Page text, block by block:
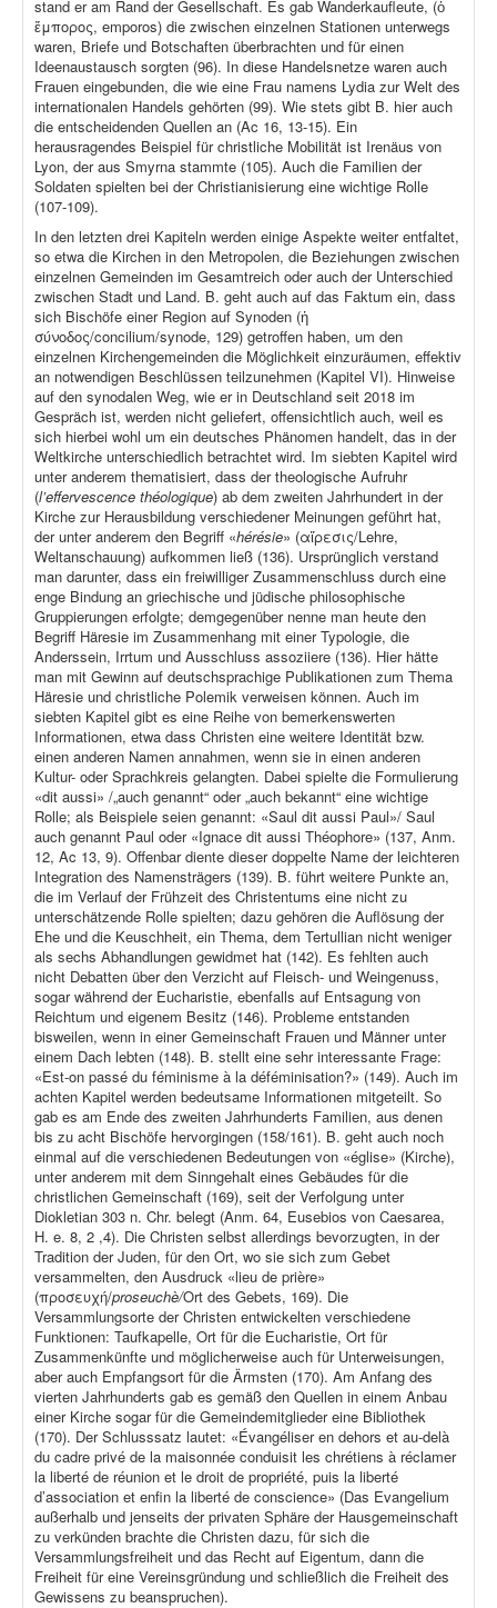
stand er am Rand der Gesellschaft. Es gab Wanderkaufleute, (ὁ
ἔμπορος, emporos) die zwischen einzelnen Stationen unterwegs
waren, Briefe und Botschaften überbrachten und für einen
Ideenaustausch sorgten (96). In diese Handelsnetze waren auch
Frauen eingebunden, die wie eine Frau namens Lydia zur Welt des
internationalen Handels gehörten (99). Wie stets gibt B. hier auch
die entscheidenden Quellen an (Ac 16, 13-15). Ein
herausragendes Beispiel für christliche Mobilität ist Irenäus von
Lyon, der aus Smyrna stammte (105). Auch die Familien der
Soldaten spielten bei der Christianisierung eine wichtige Rolle
(107-109).
In den letzten drei Kapiteln werden einige Aspekte weiter entfaltet,
so etwa die Kirchen in den Metropolen, die Beziehungen zwischen
einzelnen Gemeinden im Gesamtreich oder auch der Unterschied
zwischen Stadt und Land. B. geht auch auf das Faktum ein, dass
sich Bischöfe einer Region auf Synoden (ἡ
σύνοδος/concilium/synode, 129) getroffen haben, um den
einzelnen Kirchengemeinden die Möglichkeit einzuräumen, effektiv
an notwendigen Beschlüssen teilzunehmen (Kapitel VI). Hinweise
auf den synodalen Weg, wie er in Deutschland seit 2018 im
Gespräch ist, werden nicht geliefert, offensichtlich auch, weil es
sich hierbei wohl um ein deutsches Phänomen handelt, das in der
Weltkirche unterschiedlich betrachtet wird. Im siebten Kapitel wird
unter anderem thematisiert, dass der theologische Aufruhr
(l’effervescence théologique) ab dem zweiten Jahrhundert in der
Kirche zur Herausbildung verschiedener Meinungen geführt hat,
der unter anderem den Begriff «hérésie» (αἵρεσις/Lehre,
Weltanschauung) aufkommen ließ (136). Ursprünglich verstand
man darunter, dass ein freiwilliger Zusammenschluss durch eine
enge Bindung an griechische und jüdische philosophische
Gruppierungen erfolgte; demgegenüber nenne man heute den
Begriff Häresie im Zusammenhang mit einer Typologie, die
Anderssein, Irrtum und Ausschluss assoziiere (136). Hier hätte
man mit Gewinn auf deutschsprachige Publikationen zum Thema
Häresie und christliche Polemik verweisen können. Auch im
siebten Kapitel gibt es eine Reihe von bemerkenswerten
Informationen, etwa dass Christen eine weitere Identität bzw.
einen anderen Namen annahmen, wenn sie in einen anderen
Kultur- oder Sprachkreis gelangten. Dabei spielte die Formulierung
«dit aussi» /„auch genannt“ oder „auch bekannt“ eine wichtige
Rolle; als Beispiele seien genannt: «Saul dit aussi Paul»/ Saul
auch genannt Paul oder «Ignace dit aussi Théophore» (137, Anm.
12, Ac 13, 9). Offenbar diente dieser doppelte Name der leichteren
Integration des Namensträgers (139). B. führt weitere Punkte an,
die im Verlauf der Frühzeit des Christentums eine nicht zu
unterschätzende Rolle spielten; dazu gehören die Auflösung der
Ehe und die Keuschheit, ein Thema, dem Tertullian nicht weniger
als sechs Abhandlungen gewidmet hat (142). Es fehlten auch
nicht Debatten über den Verzicht auf Fleisch- und Weingenuss,
sogar während der Eucharistie, ebenfalls auf Entsagung von
Reichtum und eigenem Besitz (146). Probleme entstanden
bisweilen, wenn in einer Gemeinschaft Frauen und Männer unter
einem Dach lebten (148). B. stellt eine sehr interessante Frage:
«Est-on passé du féminisme à la déféminisation?» (149). Auch im
achten Kapitel werden bedeutsame Informationen mitgeteilt. So
gab es am Ende des zweiten Jahrhunderts Familien, aus denen
bis zu acht Bischöfe hervorgingen (158/161). B. geht auch noch
einmal auf die verschiedenen Bedeutungen von «église» (Kirche),
unter anderem mit dem Sinngehalt eines Gebäudes für die
christlichen Gemeinschaft (169), seit der Verfolgung unter
Diokletian 303 n. Chr. belegt (Anm. 64, Eusebios von Caesarea,
H. e. 8, 2 ,4). Die Christen selbst allerdings bevorzugten, in der
Tradition der Juden, für den Ort, wo sie sich zum Gebet
versammelten, den Ausdruck «lieu de prière»
(προσευχή/proseuchè/Ort des Gebets, 169). Die
Versammlungsorte der Christen entwickelten verschiedene
Funktionen: Taufkapelle, Ort für die Eucharistie, Ort für
Zusammenkünfte und möglicherweise auch für Unterweisungen,
aber auch Empfangsort für die Ärmsten (170). Am Anfang des
vierten Jahrhunderts gab es gemäß den Quellen in einem Anbau
einer Kirche sogar für die Gemeindemitglieder eine Bibliothek
(170). Der Schlusssatz lautet: «Évangéliser en dehors et au-delà
du cadre privé de la maisonnée conduisit les chrétiens à réclamer
la liberté de réunion et le droit de propriété, puis la liberté
d’association et enfin la liberté de conscience» (Das Evangelium
außerhalb und jenseits der privaten Sphäre der Hausgemeinschaft
zu verkünden brachte die Christen dazu, für sich die
Versammlungsfreiheit und das Recht auf Eigentum, dann die
Freiheit für eine Vereinsgründung und schließlich die Freiheit des
Gewissens zu beanspruchen).